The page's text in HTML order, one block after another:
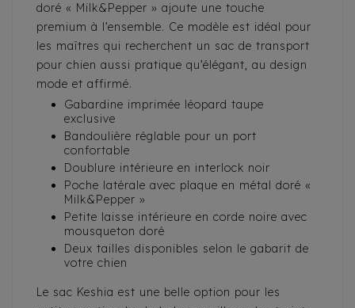
doré « Milk&Pepper » ajoute une touche
premium à l’ensemble. Ce modèle est idéal pour
les maîtres qui recherchent un sac de transport
pour chien aussi pratique qu’élégant, au design
mode et affirmé.
Gabardine imprimée léopard taupe
exclusive
Bandoulière réglable pour un port
confortable
Doublure intérieure en interlock noir
Poche latérale avec plaque en métal doré «
Milk&Pepper »
Petite laisse intérieure en corde noire avec
mousqueton doré
Deux tailles disponibles selon le gabarit de
votre chien
Le sac Keshia est une belle option pour les